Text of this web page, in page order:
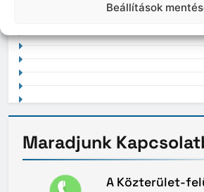
Beállítások
Maradjunk
A Közterület-